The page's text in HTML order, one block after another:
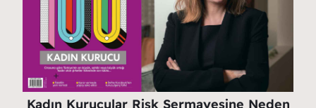
Kadın Kurucular Risk Sermayesine Neden